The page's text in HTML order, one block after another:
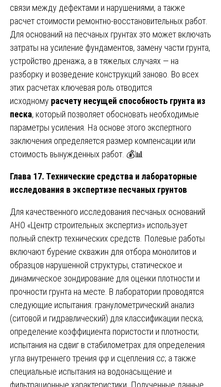
связи между дефектами и нарушениями, а также
расчет стоимости ремонтно-восстановительных работ.
Для оснований на песчаных грунтах это может включать
затраты на усиление фундаментов, замену части грунта,
устройство дренажа, а в тяжелых случаях — на
разборку и возведение конструкций заново. Во всех
этих расчетах ключевая роль отводится
исходному расчету несущей способность грунта из
песка, который позволяет обосновать необходимые
параметры усиления. На основе этого экспертного
заключения определяется размер компенсации или
стоимость вынужденных работ. 💰📊
Глава 17. Технические средства и лабораторные
исследования в экспертизе песчаных грунтов
Для качественного исследования песчаных оснований
АНО «Центр строительных экспертиз» использует
полный спектр технических средств. Полевые работы
включают бурение скважин для отбора монолитов и
образцов нарушенной структуры, статическое и
динамическое зондирование для оценки плотности и
прочности грунта на месте. В лаборатории проводятся
следующие испытания: гранулометрический анализ
(ситовой и гидравлический) для классификации песка;
определение коэффициента пористости и плотности;
испытания на сдвиг в стабилометрах для определения
угла внутреннего трения φφ и сцепления cc; а также
специальные испытания на водонасыщение и
фильтрационные характеристики. Полученные данные